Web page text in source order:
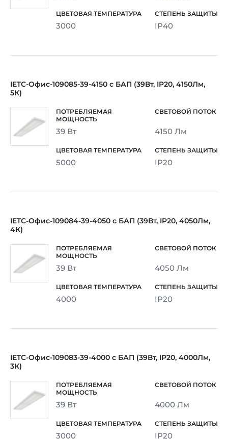
3000 IP40
IETC-Офис-109085-39-4150 с БАП (39Вт, IP20, 4150Лм,
5К)
39 Вт 4150 Лм
5000 IP20
IETC-Офис-109084-39-4050 с БАП (39Вт, IP20, 4050Лм,
4К)
39 Вт 4050 Лм
4000 IP20
IETC-Офис-109083-39-4000 с БАП (39Вт, IP20, 4000Лм,
3К)
39 Вт 4000 Лм
3000 IP20